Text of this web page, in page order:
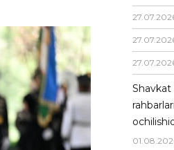
27.07.
27.07.
27.07.
Shavkat
01.08.